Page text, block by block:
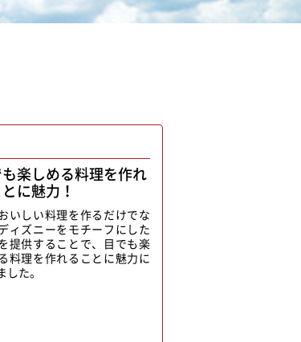
楽しめる料理を作れ
に魅力！
いしい料理を作るだけでな
ィズニーをモチーフにした
提供することで、目でも楽
料理を作れることに魅力に
した。